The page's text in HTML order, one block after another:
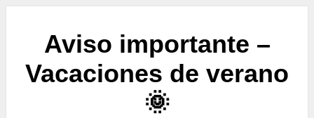
Aviso importante –
Vacaciones de verano
🌞